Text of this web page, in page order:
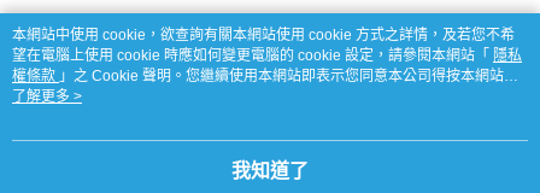
熱門標籤
本網站中使用 cookie，欲查詢有關本網站使用 cookie 方式之詳情，及若您不希
望在電腦上使用 cookie 時應如何變更電腦的 cookie 設定，請參閱本網站「 隱私
權條款 」之 Cookie 聲明。您繼續使用本網站即表示您同意本公司得按本網站使
用條款之 Cookie 聲明使用 cookie。
了解更多 >
我知道了